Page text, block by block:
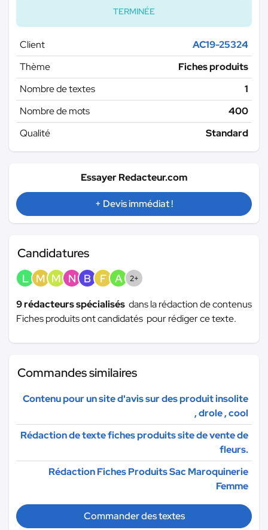
TERMINÉE
Client
AC19-25324
Thème
Fiches produits
Nombre de textes
1
Nombre de mots
400
Qualité
Standard
Essayer Redacteur.com
+ Devis immédiat !
Candidatures
L M M N B F A 2+
9 rédacteurs spécialisés dans la rédaction de contenus
Fiches produits ont candidatés pour rédiger ce texte.
Commandes similaires
Contenu pour un site d'avis sur des produit insolite
, drole , cool
Rédaction de texte fiches produits site de vente de
fleurs.
Rédaction Fiches Produits Sac Maroquinerie
Femme
Commander des textes